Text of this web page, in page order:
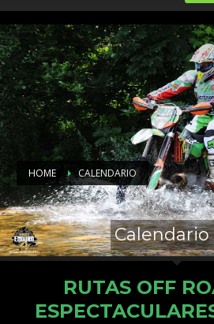
despedidas
de
soltero
gijon
Agencia
de
Marketing
Digital
Granada
HOME CALENDARIO
Calendario
RUTAS OFF